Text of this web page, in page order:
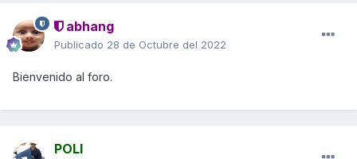
abhang
Publicado 28 de Octubre del 2022
Bienvenido al foro.
POLI